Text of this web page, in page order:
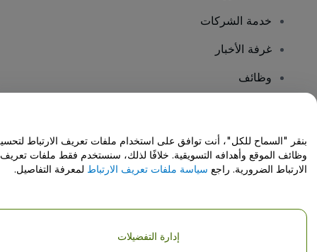
خدمة الشركات
غرفة الأخبار
وظائف
مركز المساعدة / اتصل بنا
حقوق النشر © شركة فياجوجو المحدودة 2026
تفاصيل الشركة
بنقر "السماح للكل"، أنت توافق على استخدام ملفات تعريف الارتباط
وظائف الموقع وأهدافه التسويقية. خلافًا لذلك، سنستخدم فقط ملفات تعريف
الارتباط الضرورية. راجع سياسة ملفات تعريف الارتباط لمعرفة التفاصيل.
إدارة التفضيلات